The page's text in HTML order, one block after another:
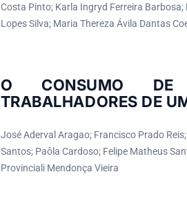
Costa Pinto; Karla Ingryd Ferreira
Lopes Silva; Maria Thereza Ávila Dantas
O CONSUMO DE
TRABALHADORES DE
José Aderval Aragao; Francisco Prado
Santos; Paôla Cardoso; Felipe Matheus
Provinciali Mendonça Vieira